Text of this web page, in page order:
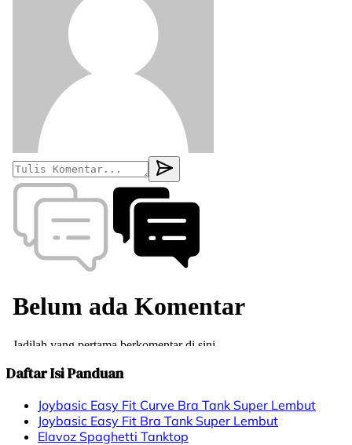
Daftar Isi Panduan
Joybasic Easy Fit Curve Bra Tank Super Lembut
Joybasic Easy Fit Bra Tank Super Lembut
Elavoz Spaghetti Tanktop